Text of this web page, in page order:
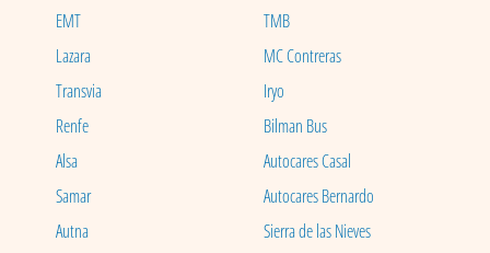
EMT
TMB
Lazara
MC Contreras
Transvia
Iryo
Renfe
Bilman Bus
Alsa
Autocares Casal
Samar
Autocares Bernardo
Autna
Sierra de las Nieves